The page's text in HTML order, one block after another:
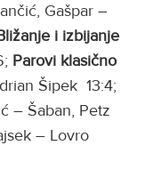
Gašpar –
i izbijanje
Parovi klasično
Šipek 13:4;
– Šaban, Petz
– Lovro